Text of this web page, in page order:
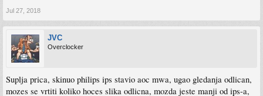
Jul 27, 2018
JVC
Overclocker
Suplja prica, skinuo philips ips stavio aoc mwa, ugao gledanja odlican,
mozes se vrtiti koliko hoces slika odlicna, mozda jeste manji od ips-a,